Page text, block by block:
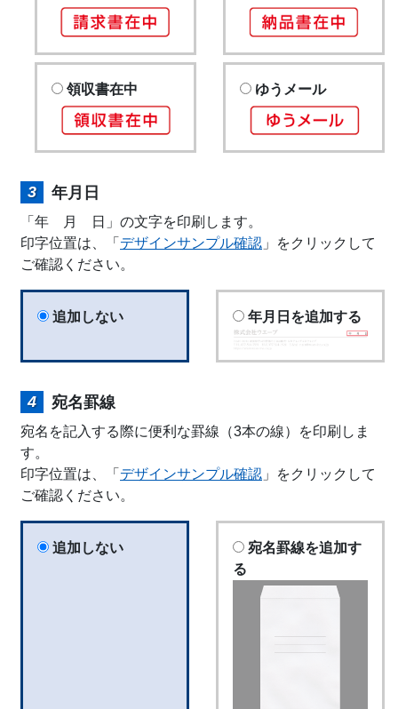
領収書在中 ゆうメール
年月日
「年 月 日」の文字を印刷します。
印字位置は、「 デザインサンプル確認 」をクリックして
ご確認ください。
追加しない 年月日を追加する
宛名罫線
宛名を記入する際に便利な罫線（3本の線）を印刷しま
す。
印字位置は、「 デザインサンプル確認 」をクリックして
ご確認ください。
追加しない
宛名罫線を追加す
る